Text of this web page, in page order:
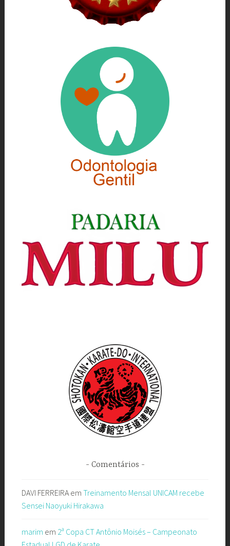
Comentários
DAVI FERREIRAem Treinamento Mensal UNICAM recebe
Sensei Naoyuki Hirakawa
marim em 2ª Copa CT Antônio Moisés – Campeonato